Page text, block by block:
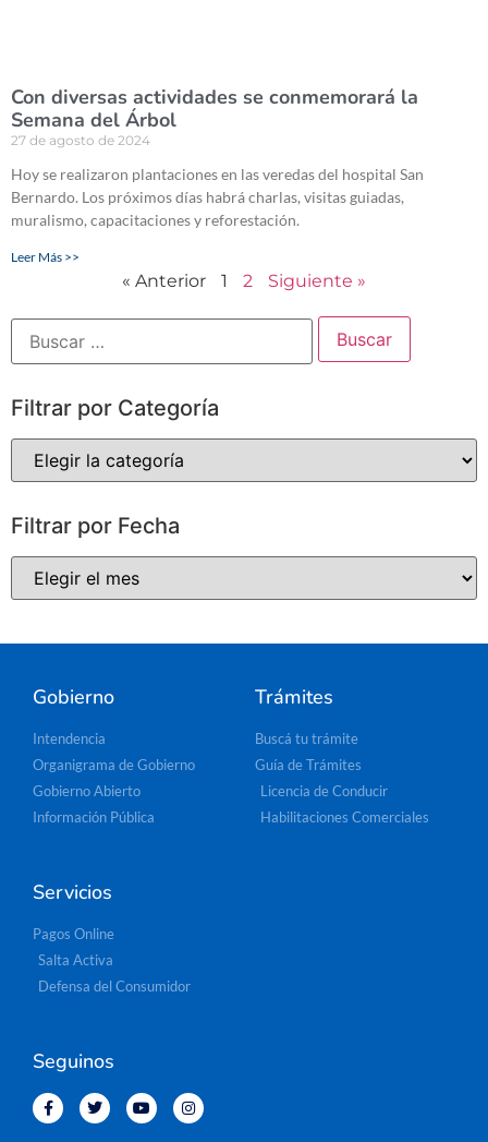
Con diversas actividades se conmemorará la
Semana del Árbol
27 de agosto de 2024
Hoy se realizaron plantaciones en las veredas del hospital San
Bernardo. Los próximos días habrá charlas, visitas guiadas,
muralismo, capacitaciones y reforestación.
Leer Más >>
« Anterior 1 2 Siguiente »
Filtrar por Categoría
Filtrar por Fecha
Gobierno
Intendencia
Organigrama de Gobierno
Gobierno Abierto
Información Pública
Trámites
Buscá tu trámite
Guía de Trámites
Licencia de Conducir
Habilitaciones Comerciales
Servicios
Pagos Online
Salta Activa
Defensa del Consumidor
Seguinos